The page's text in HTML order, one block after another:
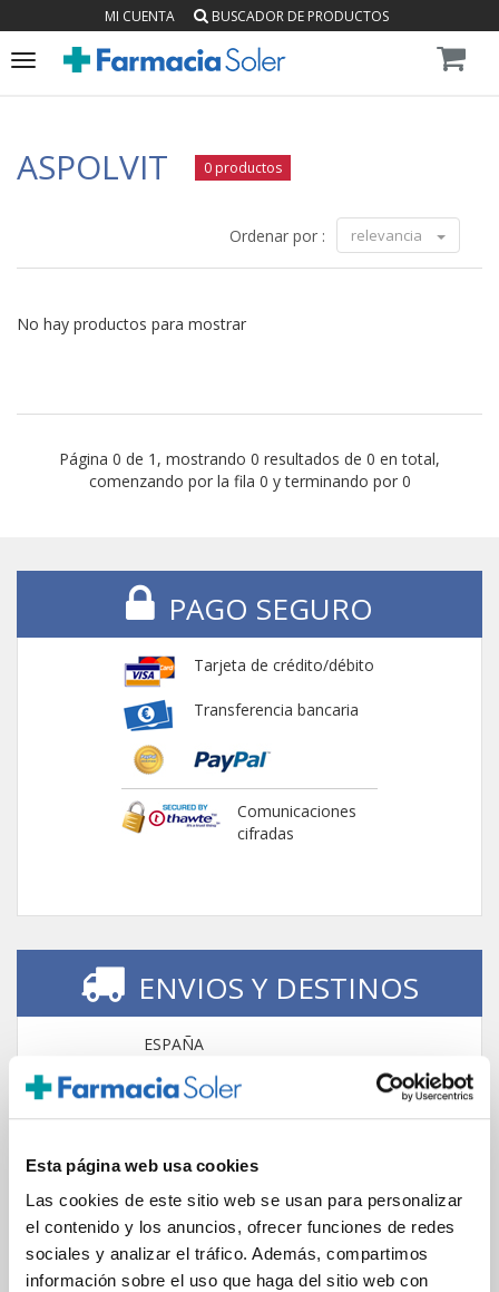
Esta página web usa cookies
Las cookies de este sitio web se usan para personalizar
el contenido y los anuncios, ofrecer funciones de redes
sociales y analizar el tráfico. Además, compartimos
información sobre el uso que haga del sitio web con
MI CUENTA BUSCADOR DE PRODUCTOS
Toggle
ASPOLVIT 0 productos
Ordenar por : relevancia
No hay productos para mostrar
Página 0 de 1, mostrando 0 resultados de 0 en total,
comenzando por la fila 0 y terminando por 0
PAGO SEGURO
Tarjeta de crédito/débito
Transferencia bancaria
Comunicaciones
cifradas
ENVIOS Y DESTINOS
ESPAÑA
Islas Baleares